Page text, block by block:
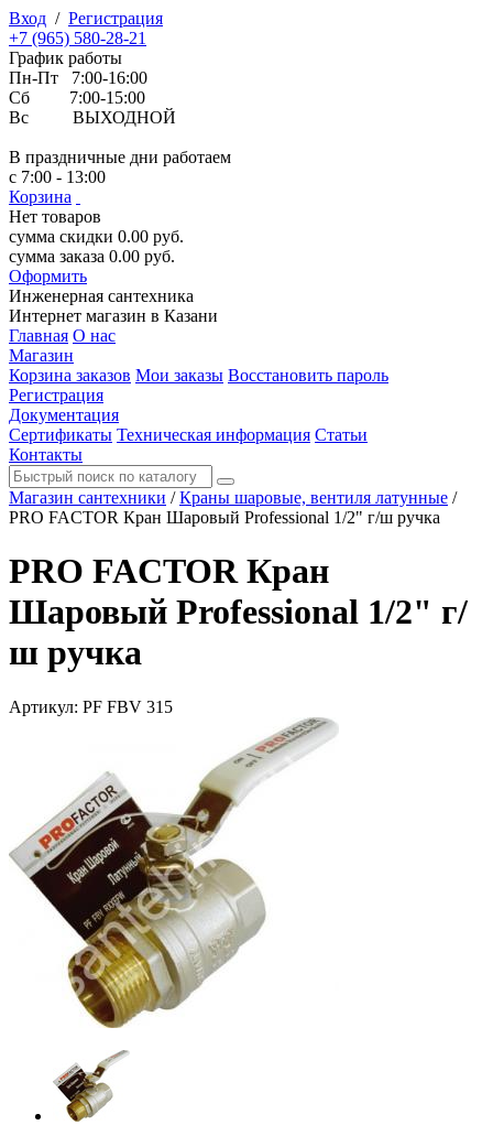
Вход / Регистрация
+7 (965) 580-28-21
График работы
Пн-Пт 7:00-16:00
Сб 7:00-15:00
Вс ВЫХОДНОЙ
В праздничные дни работаем
с 7:00 - 13:00
Корзина
Нет товаров
сумма скидки 0.00 руб.
сумма заказа 0.00 руб.
Оформить
Инженерная сантехника
Интернет магазин в Казани
Главная О нас
Магазин
Корзина заказов Мои заказы Восстановить пароль
Регистрация
Документация
Сертификаты Техническая информация Статьи
Контакты
Магазин сантехники / Краны шаровые, вентиля латунные /
PRO FACTOR Кран Шаровый Professional 1/2" г/ш ручка
PRO FACTOR Кран
Шаровый Professional 1/2" г/
ш ручка
Артикул: PF FBV 315